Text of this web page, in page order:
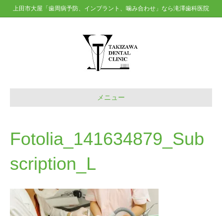
上田市大屋「歯周病予防、インプラント、噛み合わせ」なら滝澤歯科医院
メニュー
Fotolia_141634879_Sub
scription_L